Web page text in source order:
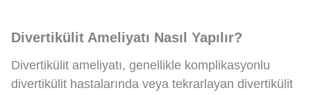
Divertikülit Ameliyatı Nasıl Yapılır?
Divertikülit ameliyatı, genellikle komplikasyonlu
divertikülit hastalarında veya tekrarlayan divertikülit